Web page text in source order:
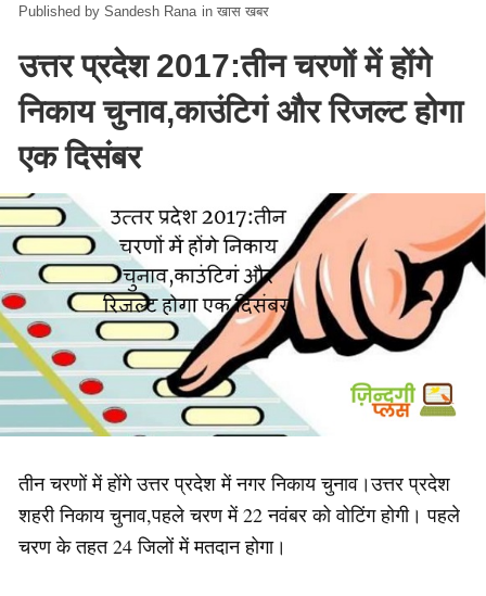
Sandesh Rana in खास खबर
उत्तर प्रदेश 2017:तीन चरणों में होंगे
निकाय चुनाव,काउंटिगं और रिजल्ट होगा
एक दिसंबर
तीन चरणों में होंगे उत्तर प्रदेश में नगर निकाय चुनाव।उत्तर प्रदेश
शहरी निकाय चुनाव,पहले चरण में 22 नवंबर को वोटिंग होगी। पहले
चरण के तहत 24 जिलों में मतदान होगा।